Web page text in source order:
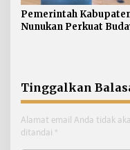
Pemerintah
Nunukan Perkuat
Tinggalkan
Alamat email Anda tidak
ditandai *